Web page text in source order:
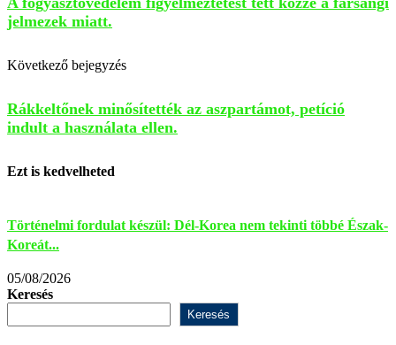
jelmezek miatt.
Következő bejegyzés
Rákkeltőnek minősítették az aszpartámot, petíció
indult a használata ellen.
Ezt is kedvelheted
Történelmi fordulat készül: Dél-Korea nem tekinti többé Észak-
Koreát...
05/08/2026
Keresés
Keresés